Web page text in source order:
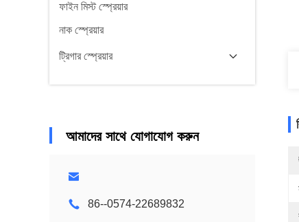
ফাইন মিস্ট স্প্রেয়ার
নাক স্প্রেয়ার
ট্রিগার স্প্রেয়ার
আমাদের সাথে যোগাযোগ করুন
86--0574-22689832